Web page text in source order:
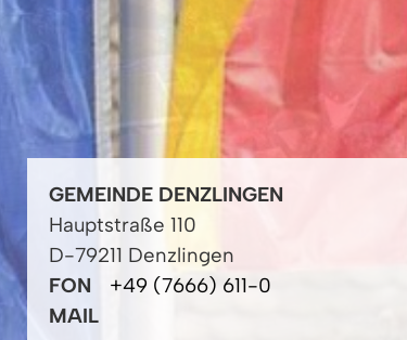
GEMEINDE DENZLINGEN
Hauptstraße 110
D-79211 Denzlingen
FON
+49 (7666) 611-0
MAIL